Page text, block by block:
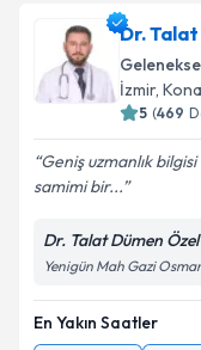
Dr.
İzmir,
5 (469
Geniş uzmanlık
samimi bir...
Dr. Talat Dümen
Yenigün Mah Gazi
En Yakın Saatler